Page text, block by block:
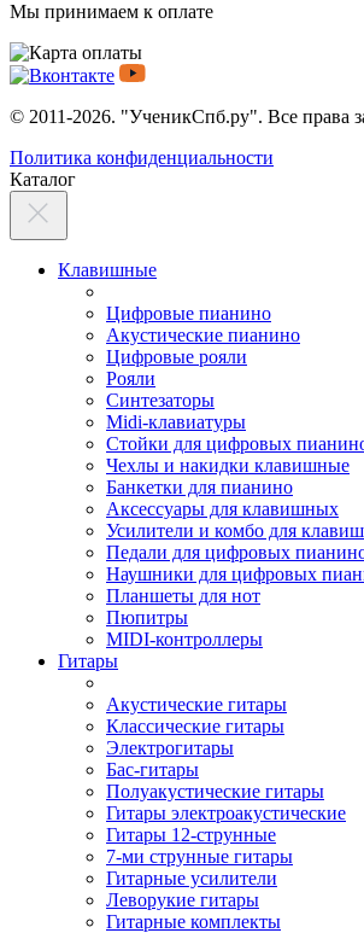
Мы принимаем к оплате
© 2011-2026. "УченикСпб.ру". Все права
Политика конфиденциальности
Каталог
Клавишные
Цифровые пианино
Акустические пианино
Цифровые рояли
Рояли
Синтезаторы
Midi-клавиатуры
Стойки для цифровых
Чехлы и накидки клавишные
Банкетки для пианино
Аксессуары для клавишных
Усилители и комбо для
Педали для цифровых
Наушники для цифровых
Планшеты для нот
Пюпитры
MIDI-контроллеры
Гитары
Акустические гитары
Классические гитары
Электрогитары
Бас-гитары
Полуакустические гитары
Гитары электроакустические
Гитары 12-струнные
7-ми струнные гитары
Гитарные усилители
Леворукие гитары
Гитарные комплекты